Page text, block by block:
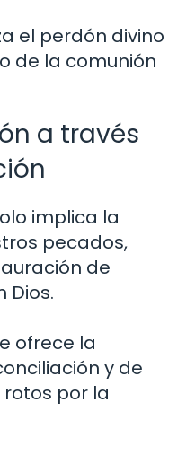
el perdón divino
de la comunión
a través
implica la
pecados,
de
Dios.
ofrece la
y de
por la